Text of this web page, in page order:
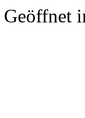
Geöffnet